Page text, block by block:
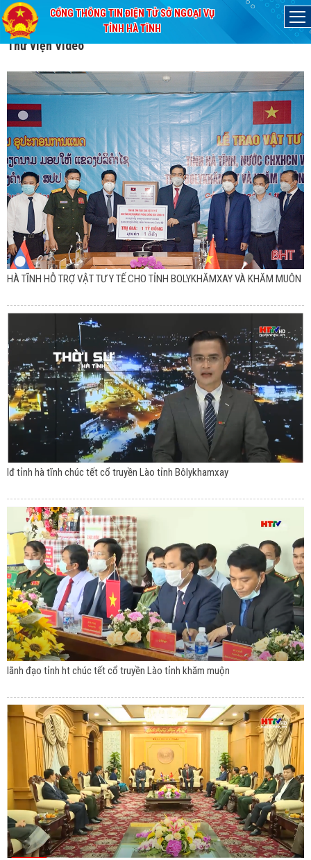
CỔNG THÔNG TIN ĐIỆN TỬ SỞ NGOẠI VỤ
TỈNH HÀ TĨNH
Thư viện Video
HÀ TĨNH HỖ TRỢ VẬT TƯ Y TẾ CHO TỈNH BOLYKHĂMXAY VÀ KHĂM MUÔN
lđ tỉnh hà tĩnh chúc tết cổ truyền Lào tỉnh Bôlykhamxay
lãnh đạo tỉnh ht chúc tết cổ truyền Lào tỉnh khăm muộn
Đã kết nối EMC